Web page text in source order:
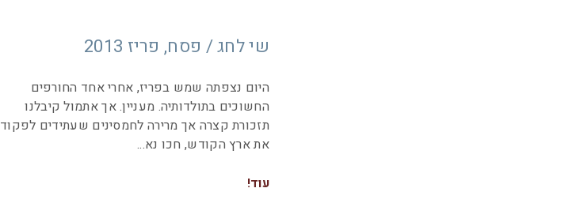
שי לחג / פסח, פריז 2013
היום נצפתה שמש בפריז, אחרי אחד החורפים
החשוכים בתולדותיה. מעניין. אך אתמול קיבלנו
תזכורת קצרה אך מרירה לחמסינים שעתידים לפקוד
את ארץ הקודש, חכו נא
עוד!